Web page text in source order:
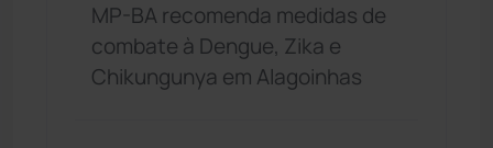
MP-BA recomenda medidas de
combate à Dengue, Zika e
Chikungunya em Alagoinhas